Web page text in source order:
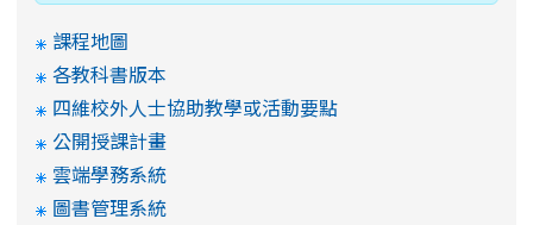
課程地圖
各教科書版本
四維校外人士協助教學或活動要點
公開授課計畫
雲端學務系統
圖書管理系統